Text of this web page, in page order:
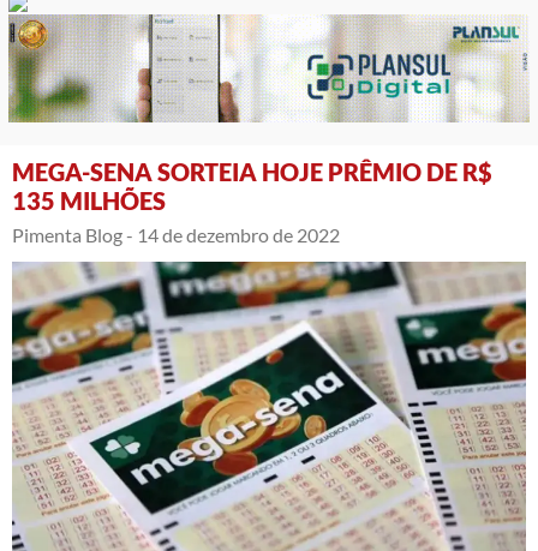
MEGA-SENA SORTEIA HOJE PRÊMIO DE R$
135 MILHÕES
Pimenta Blog - 14 de dezembro de 2022